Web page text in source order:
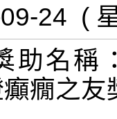
助名稱
癲癇之